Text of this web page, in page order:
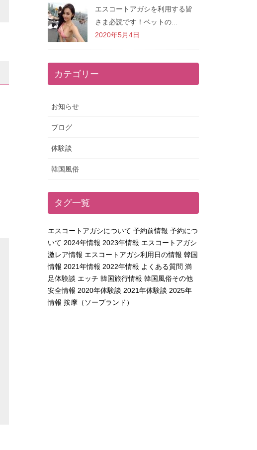
エスコートアガシを利用する皆
さま必読です！ベットの...
2020年5月4日
カテゴリー
お知らせ
ブログ
体験談
韓国風俗
タグ一覧
エスコートアガシについて 予約前情報 予約につ
いて 2024年情報 2023年情報 エスコートアガシ
激レア情報 エスコートアガシ利用日の情報 韓国
情報 2021年情報 2022年情報 よくある質問 満
足体験談 エッチ 韓国旅行情報 韓国風俗その他
安全情報 2020年体験談 2021年体験談 2025年
情報 按摩（ソープランド）